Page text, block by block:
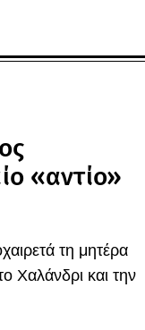
«αντίο»
τη μητέρα
Χαλάνδρι και την